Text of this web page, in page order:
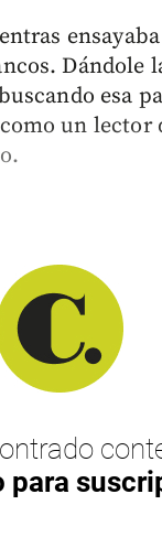
Dándole
esa
un lector
para